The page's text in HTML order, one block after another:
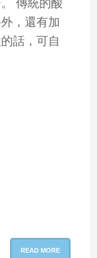
，還有加
話，可自
READ MORE